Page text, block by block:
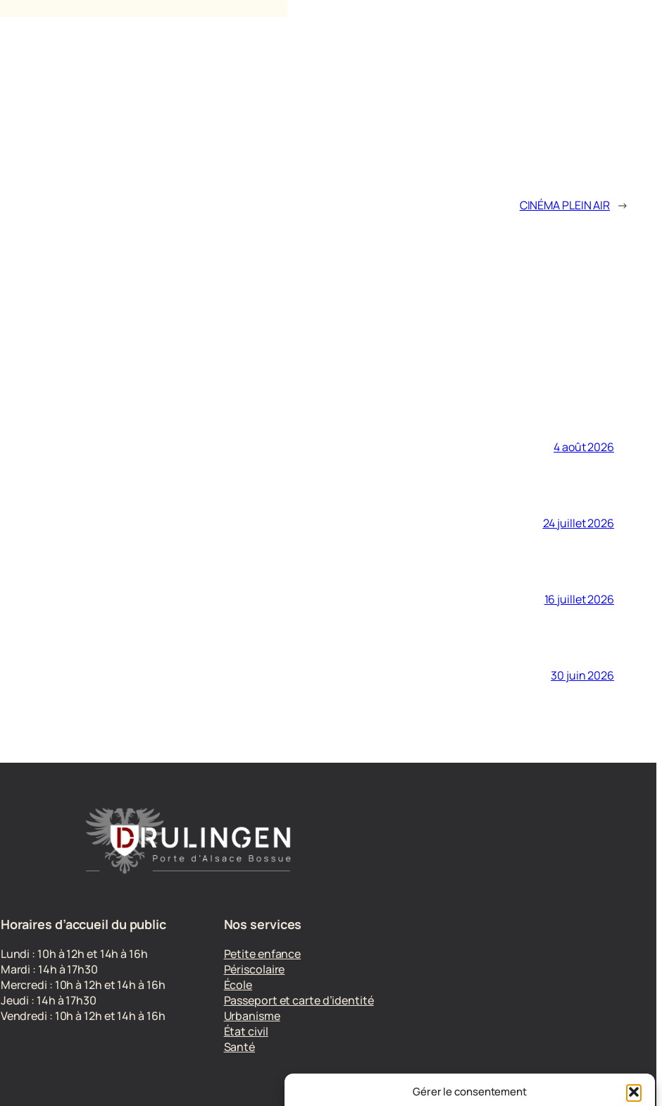
Gérer le consentement
CINÉMA PLEIN AIR →
4 août 2026
24 juillet 2026
16 juillet 2026
30 juin 2026
Horaires d’accueil du public
Lundi : 10h à 12h et 14h à 16h
Mardi : 14h à 17h30
Mercredi : 10h à 12h et 14h à 16h
Jeudi : 14h à 17h30
Vendredi : 10h à 12h et 14h à 16h
Nos services
Petite enfance
Périscolaire
École
Passeport et carte d’identité
Urbanisme
État civil
Santé